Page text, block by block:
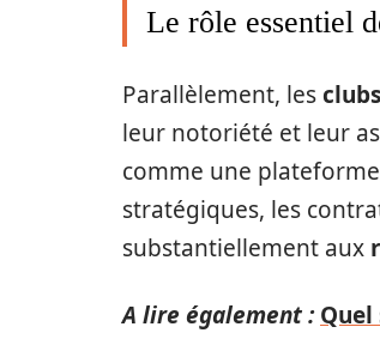
Le rôle essentiel
Parallèlement, lesclubs
leur notoriété et leur
comme une
stratégiques, les
substantiellement aux
A lire également :